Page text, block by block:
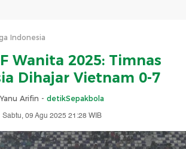
Indonesia
Wanita 2025: Timnas
Dihajar Vietnam 0-7
Yanu Arifin - detikSepakbola
Sabtu, 09 Agu 2025 21:28 WIB